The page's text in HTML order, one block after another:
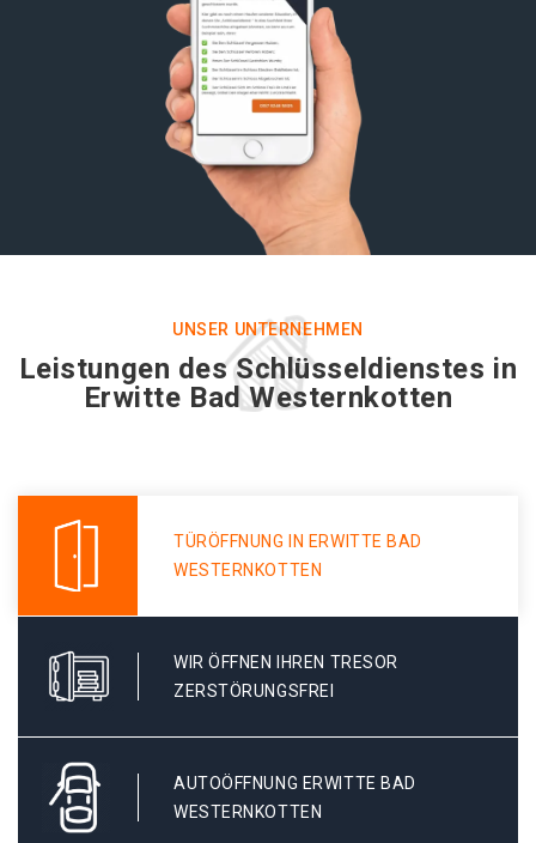
UNSER UNTERNEHMEN
Leistungen des Schlüsseldienstes in
Erwitte Bad Westernkotten
TÜRÖFFNUNG IN ERWITTE BAD
WESTERNKOTTEN
WIR ÖFFNEN IHREN TRESOR
ZERSTÖRUNGSFREI
AUTOÖFFNUNG ERWITTE BAD
WESTERNKOTTEN